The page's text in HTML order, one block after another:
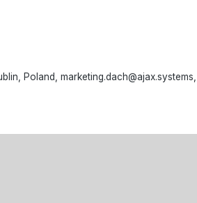
Poland,